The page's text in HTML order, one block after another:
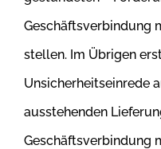
Geschäftsverbindung
stellen. Im Übrigen
Unsicherheitseinrede
ausstehenden
Geschäftsverbindung